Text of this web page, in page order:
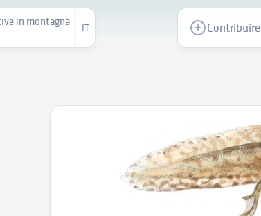
in montagna
IT Contribuire